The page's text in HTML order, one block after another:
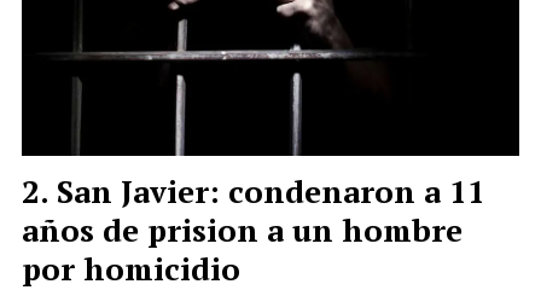
San Javier: condenaron a 11
años de prision a un hombre
por homicidio